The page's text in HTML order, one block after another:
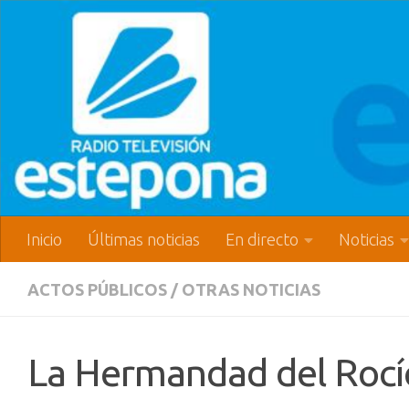
Inicio Últimas noticias En directo Noticias
ACTOS PÚBLICOS / OTRAS NOTICIAS
La Hermandad del